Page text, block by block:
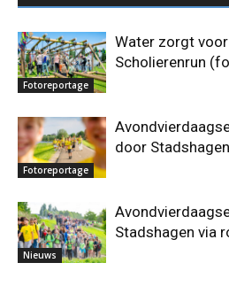
Fotoreportage
Water zorgt
Scholierenrun
Fotoreportage
door
Nieuws
Stadshagen via